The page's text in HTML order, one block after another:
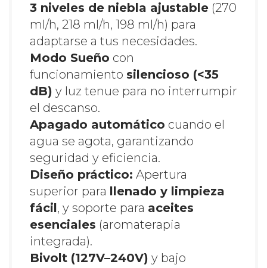
3 niveles de niebla ajustable (270
ml/h, 218 ml/h, 198 ml/h) para
adaptarse a tus necesidades.
Modo Sueño con
funcionamiento silencioso (<35
dB) y luz tenue para no interrumpir
el descanso.
Apagado automático cuando el
agua se agota, garantizando
seguridad y eficiencia.
Diseño práctico: Apertura
superior para llenado y limpieza
fácil, y soporte para aceites
esenciales (aromaterapia
integrada).
Bivolt (127V–240V) y bajo